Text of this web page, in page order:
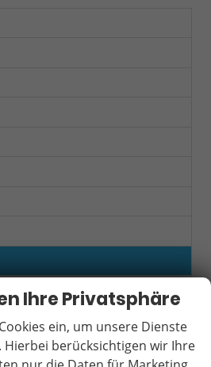
Ihre Privatsphäre
ein, um unsere Dienste
berücksichtigen wir Ihre